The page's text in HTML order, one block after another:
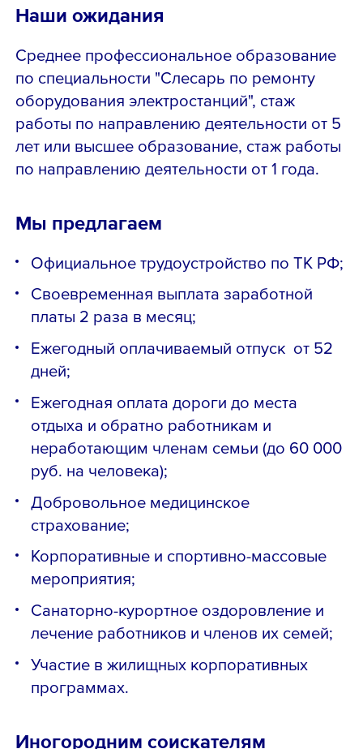
Наши ожидания
Среднее профессиональное образование
по специальности "Слесарь по ремонту
оборудования электростанций", стаж
работы по направлению деятельности от 5
лет или высшее образование, стаж работы
по направлению деятельности от 1 года.
Мы предлагаем
Официальное трудоустройство по ТК РФ;
Своевременная выплата заработной
платы 2 раза в месяц;
Ежегодный оплачиваемый отпуск от 52
дней;
Ежегодная оплата дороги до места
отдыха и обратно работникам и
неработающим членам семьи (до 60 000
руб. на человека);
Добровольное медицинское
страхование;
Корпоративные и спортивно-массовые
мероприятия;
Санаторно-курортное оздоровление и
лечение работников и членов их семей;
Участие в жилищных корпоративных
программах.
Иногородним соискателям